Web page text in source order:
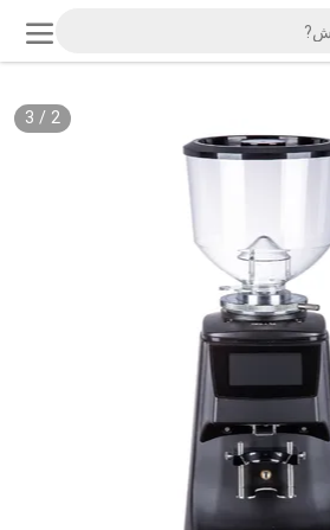
2
/
3